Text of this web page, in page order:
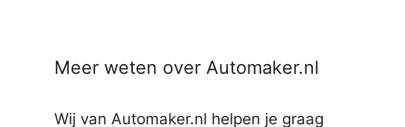
Meer weten over Automaker.nl
Wij van Automaker.nl helpen je graag